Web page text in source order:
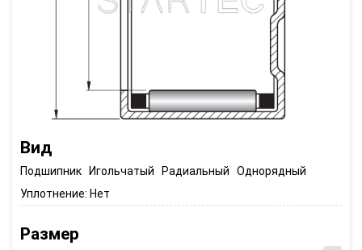
Вид
Подшипник Игольчатый Радиальный Однорядный
Уплотнение: Нет
Размер